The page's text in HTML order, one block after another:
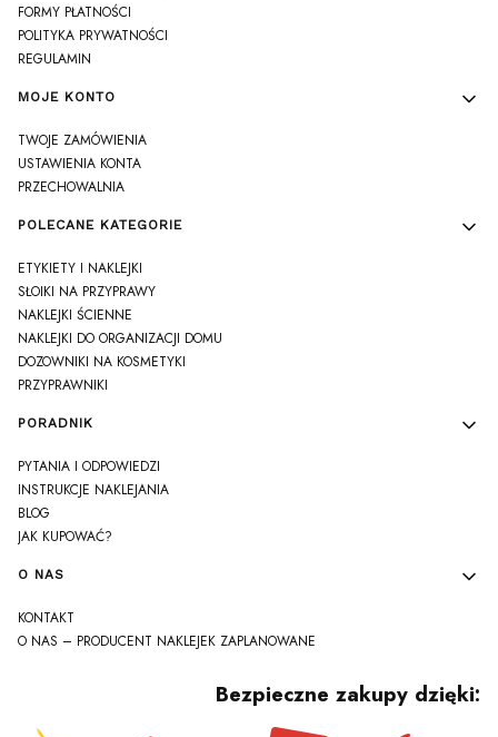
FORMY PŁATNOŚCI
POLITYKA PRYWATNOŚCI
REGULAMIN
MOJE KONTO
TWOJE ZAMÓWIENIA
USTAWIENIA KONTA
PRZECHOWALNIA
POLECANE KATEGORIE
ETYKIETY I NAKLEJKI
SŁOIKI NA PRZYPRAWY
NAKLEJKI ŚCIENNE
NAKLEJKI DO ORGANIZACJI DOMU
DOZOWNIKI NA KOSMETYKI
PRZYPRAWNIKI
PORADNIK
PYTANIA I ODPOWIEDZI
INSTRUKCJE NAKLEJANIA
BLOG
JAK KUPOWAĆ?
O NAS
KONTAKT
O NAS – PRODUCENT NAKLEJEK ZAPLANOWANE
Bezpieczne zakupy dzięki: